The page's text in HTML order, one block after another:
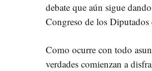
debate que aún sigue
Congreso de los Diputados
Como ocurre con todo
verdades comienzan a